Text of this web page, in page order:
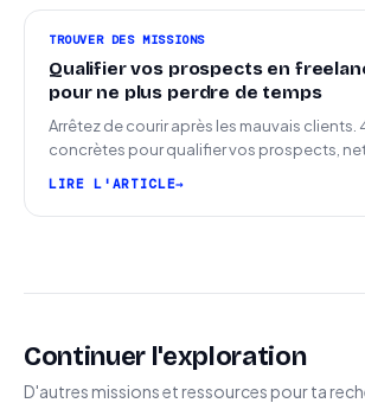
TROUVER DES MISSIONS
Qualifier vos prospects en
pour ne plus perdre de temps
Arrêtez de courir après les mauvais clients.
concrètes pour qualifier vos prospects,
LIRE L'ARTICLE
Continuer l'exploration
D'autres missions et ressources pour ta